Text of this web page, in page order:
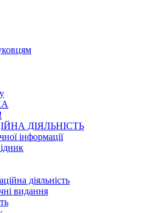
ДІЯЛЬНІСТЬ
інформації
діяльність
видання